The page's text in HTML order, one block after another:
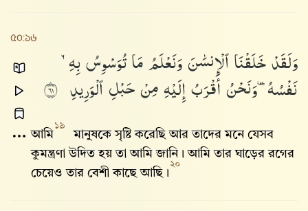
৫০:১৬
وَلَقَدْخَلَقْنَاٱلْإِنسَٰنَوَنَعْلَمُمَاتُوَسْوِسُبِهِۦ
نَفْسُهُۥوَنَحْنُأَقْرَبُإِلَيْهِمِنْحَبْلِٱلْوَرِيدِ ١٦
আমি
১৯
মানুষকে সৃষ্টি করেছি আর তাদের মনে যেসব
কুমন্ত্রণা উদিত হয় তা আমি জানি। আমি তার ঘাড়ের রগের
চেয়েও তার বেশী কাছে আছি।
২০